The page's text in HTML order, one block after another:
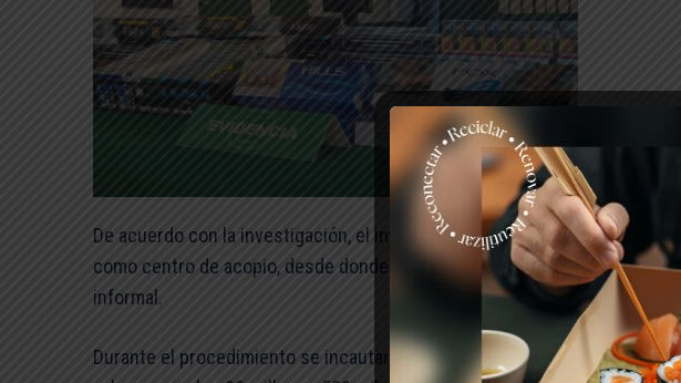
De acuerdo con la investigación, el imputado almacenaba la mercadería
como centro de acopio, desde donde coordinaba su posterior
informal.
Durante el procedimiento se incautaron más de 5.100 cajetillas de